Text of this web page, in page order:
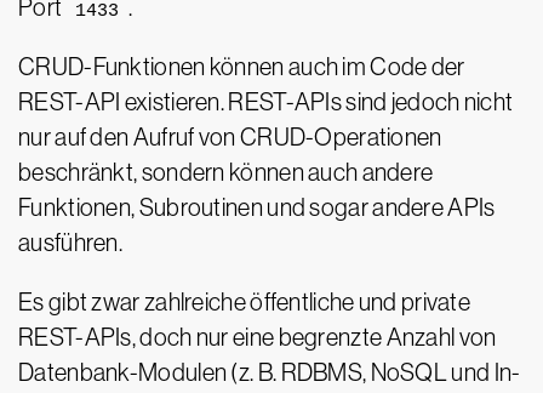
Port
1433 .
CRUD-Funktionen können auch im Code der
REST-API existieren. REST-APIs sind jedoch nicht
nur auf den Aufruf von CRUD-Operationen
beschränkt, sondern können auch andere
Funktionen, Subroutinen und sogar andere APIs
ausführen.
Es gibt zwar zahlreiche öffentliche und private
REST-APIs, doch nur eine begrenzte Anzahl von
Datenbank-Modulen (z. B. RDBMS, NoSQL und In-